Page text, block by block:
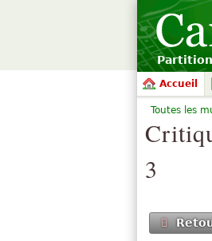
Accueil
3
Toutes les